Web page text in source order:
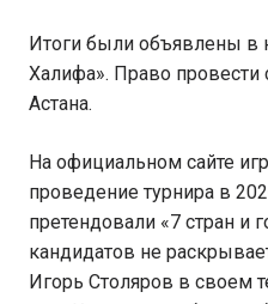
Итоги были объявлены в
Халифа». Право провести
Астана.
На официальном сайте игр
проведение турнира в
претендовали «7 стран и
кандидатов не
Игорь Столяров в своем